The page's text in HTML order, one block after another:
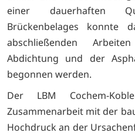
einer dauerhaften
Brückenbelages konnte
abschließenden
Abdichtung und der
begonnen werden.
Der LBM Cochem-
Zusammenarbeit mit der
Hochdruck an der